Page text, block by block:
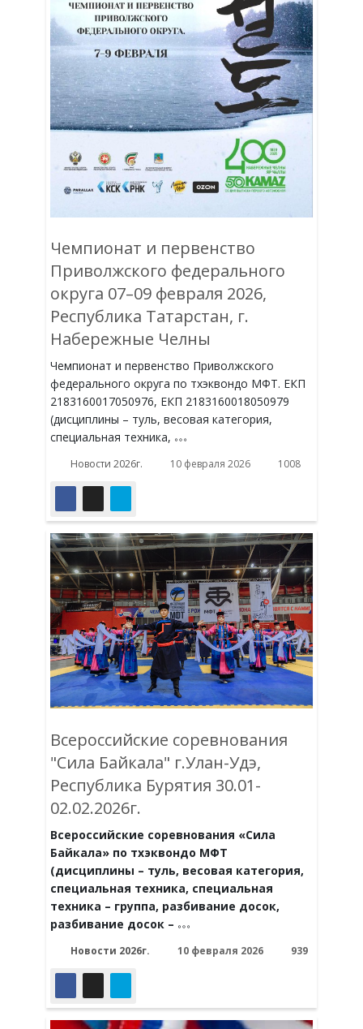
Чемпионат и первенство
Приволжского федерального
округа 07–09 февраля 2026,
Республика Татарстан, г.
Набережные Челны
Чемпионат и первенство Приволжского
федерального округа по тхэквондо МФТ. ЕКП
2183160017050976, ЕКП 2183160018050979
(дисциплины – туль, весовая категория,
специальная техника,
Новости 2026г. 10 февраля 2026 1008
Всероссийские соревнования
"Сила Байкала" г.Улан-Удэ,
Республика Бурятия 30.01-
02.02.2026г.
Всероссийские соревнования «Сила
Байкала» по тхэквондо МФТ
(дисциплины – туль, весовая категория,
специальная техника, специальная
техника – группа, разбивание досок,
разбивание досок –
Новости 2026г. 10 февраля 2026 939